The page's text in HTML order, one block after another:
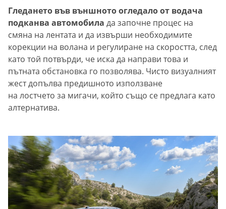
Гледането във външното огледало от водача
подканва автомобила да започне процес на
смяна на лентата и да извърши необходимите
корекции на волана и регулиране на скоростта, след
като той потвърди, че иска да направи това и
пътната обстановка го позволява. Чисто визуалният
жест допълва предишното използване
на лостчето за мигачи, който също се предлага като
алтернатива.